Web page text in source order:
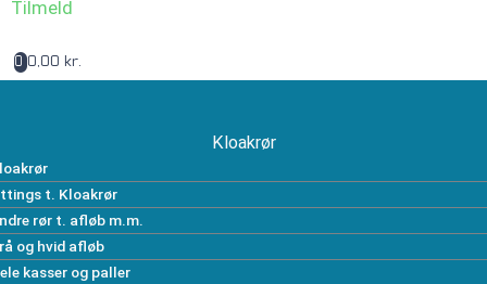
Tilmeld
0 0,00 kr.
Kloakrør
t. Kloakrør
rør t. afløb m.m.
og hvid afløb
kasser og paller